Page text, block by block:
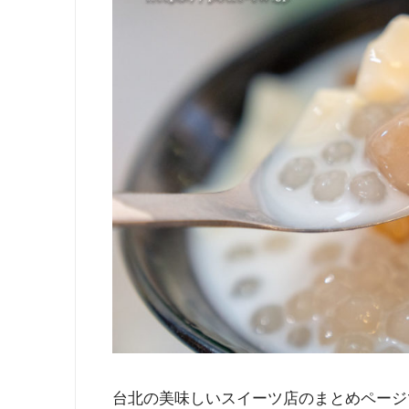
台北の美味しいスイーツ店のまとめペー